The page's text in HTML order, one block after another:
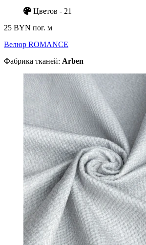
Цветов - 21
25 BYN пог. м
Велюр ROMANCE
Фабрика тканей: Arben